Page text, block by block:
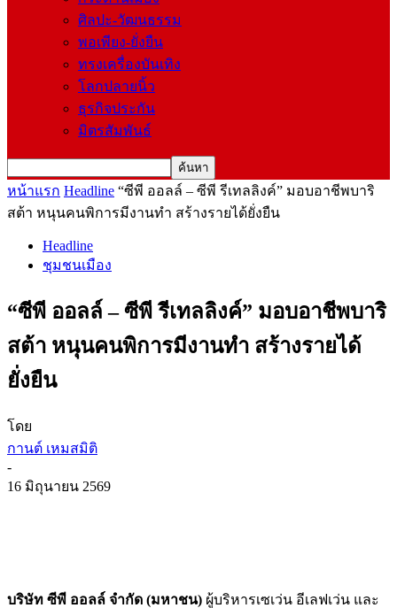
ศิลปะ-วัฒนธรรม
พอเพียง-ยั่งยืน
ทรงเครื่องบันเทิง
โลกปลายนิ้ว
ธุรกิจประกัน
มิตรสัมพันธ์
หน้าแรก Headline “ซีพี ออลล์ – ซีพี รีเทลลิงค์” มอบอาชีพบาริ
สต้า หนุนคนพิการมีงานทำ สร้างรายได้ยั่งยืน
Headline
ชุมชนเมือง
“ซีพี ออลล์ – ซีพี รีเทลลิงค์” มอบอาชีพบาริ
สต้า หนุนคนพิการมีงานทำ สร้างรายได้
ยั่งยืน
โดย
กานต์ เหมสมิติ
-
16 มิถุนายน 2569
บริษัท ซีพี ออลล์ จำกัด (มหาชน) ผู้บริหารเซเว่น อีเลฟเว่น และ